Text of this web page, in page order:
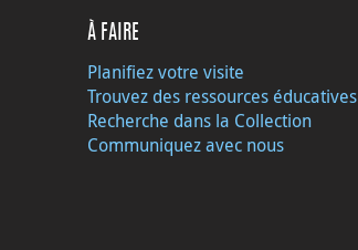
À FAIRE
Planifiez votre visite
Trouvez des ressources éducatives
Recherche dans la Collection
Communiquez avec nous